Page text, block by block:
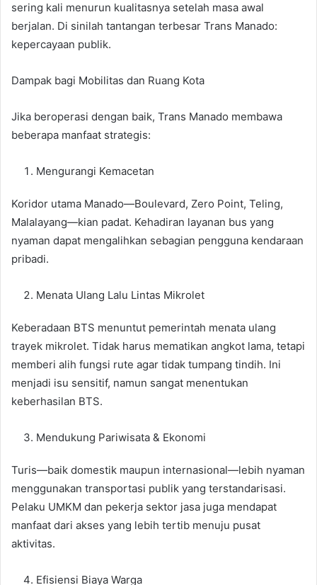
sering kali menurun kualitasnya setelah masa awal
berjalan. Di sinilah tantangan terbesar Trans Manado:
kepercayaan publik.
Dampak bagi Mobilitas dan Ruang Kota
Jika beroperasi dengan baik, Trans Manado membawa
beberapa manfaat strategis:
Mengurangi Kemacetan
Koridor utama Manado—Boulevard, Zero Point, Teling,
Malalayang—kian padat. Kehadiran layanan bus yang
nyaman dapat mengalihkan sebagian pengguna kendaraan
pribadi.
Menata Ulang Lalu Lintas Mikrolet
Keberadaan BTS menuntut pemerintah menata ulang
trayek mikrolet. Tidak harus mematikan angkot lama, tetapi
memberi alih fungsi rute agar tidak tumpang tindih. Ini
menjadi isu sensitif, namun sangat menentukan
keberhasilan BTS.
Mendukung Pariwisata & Ekonomi
Turis—baik domestik maupun internasional—lebih nyaman
menggunakan transportasi publik yang terstandarisasi.
Pelaku UMKM dan pekerja sektor jasa juga mendapat
manfaat dari akses yang lebih tertib menuju pusat
aktivitas.
Efisiensi Biaya Warga